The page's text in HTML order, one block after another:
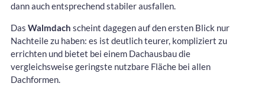
dann auch entsprechend stabiler ausfallen.
Das Walmdach scheint dagegen auf den ersten Blick nur
Nachteile zu haben: es ist deutlich teurer, kompliziert zu
errichten und bietet bei einem Dachausbau die
vergleichsweise geringste nutzbare Fläche bei allen
Dachformen.